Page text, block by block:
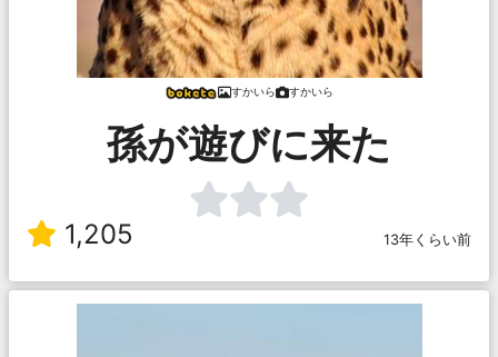
すかいら すかいら
孫が遊びに来た
1,205 13年くらい前